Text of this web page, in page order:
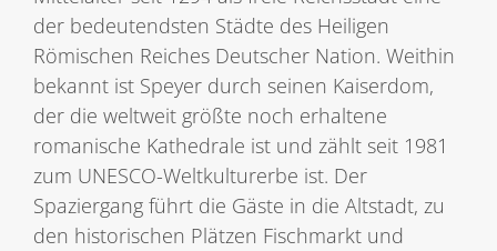
der bedeutendsten Städte des Heiligen
Römischen Reiches Deutscher Nation. Weithin
bekannt ist Speyer durch seinen Kaiserdom,
der die weltweit größte noch erhaltene
romanische Kathedrale ist und zählt seit 1981
zum UNESCO-Weltkulturerbe ist. Der
Spaziergang führt die Gäste in die Altstadt, zu
den historischen Plätzen Fischmarkt und